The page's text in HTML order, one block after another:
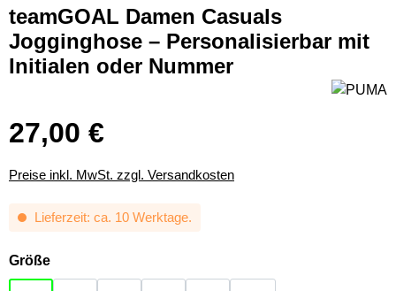
teamGOAL Damen Casuals
Jogginghose – Personalisierbar mit
Initialen oder Nummer
27,00 €
Preise inkl. MwSt. zzgl. Versandkosten
Lieferzeit: ca. 10 Werktage.
Größeauswählen